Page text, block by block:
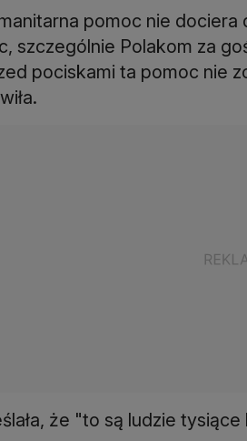
pomoc nie
szczególnie Polakom za
pociskami ta pomoc nie
że "to są ludzie